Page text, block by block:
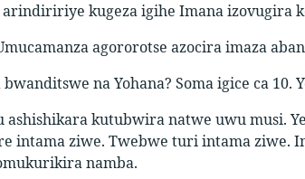
kugeza igihe Imana izovugira
agororotse azocira imaza
na Yohana? Soma igice ca 10.
ashishikara kutubwira natwe uwu musi.
intama ziwe. Twebwe turi intama ziwe.
namba.